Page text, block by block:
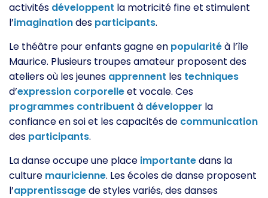
activités développent la motricité fine et stimulent
l’imaginationdes participants.
Le théâtre pour enfants gagne en popularitéà l’île
Maurice. Plusieurs troupes amateur proposent des
ateliers où les jeunes apprennent les techniques
d’expression corporelleet vocale. Ces
programmes contribuent à développer la
confiance en soi et les capacités de communication
des participants.
La danse occupe une place importantedans la
culture mauricienne. Les écoles de danse proposent
l’apprentissagede styles variés, des danses